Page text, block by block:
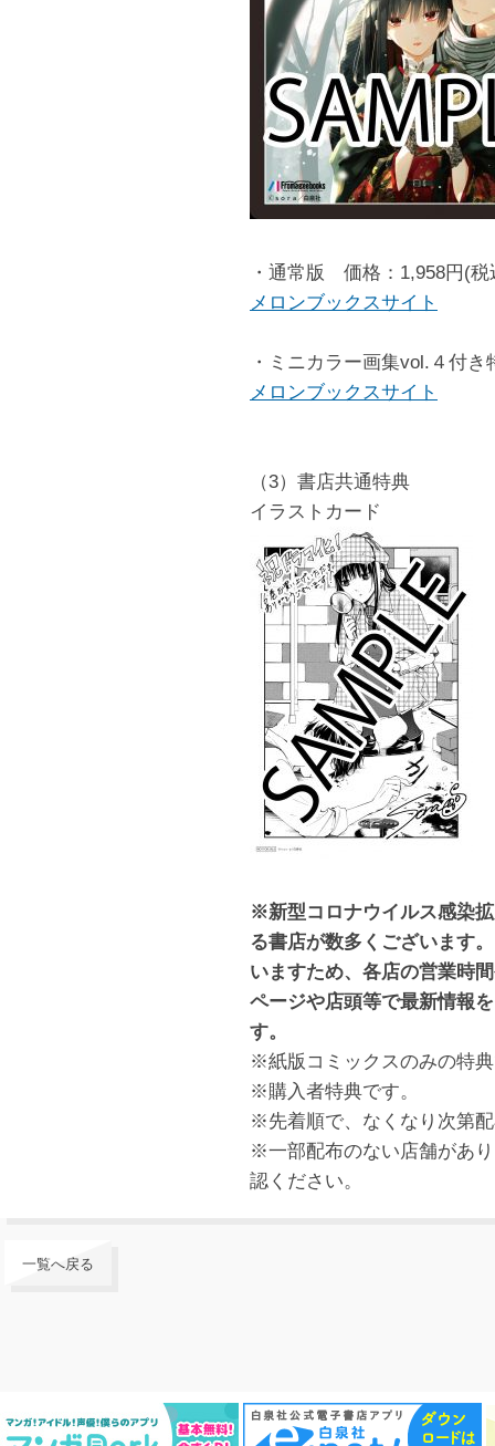
・通常版 価格：1,958円(税
メロンブックスサイト
・ミニカラー画集vol.４付
メロンブックスサイト
（3）書店共通特典
イラストカード
※新型コロナウイルス感染
る書店が数多くございます
いますため、各店の営業時
ページや店頭等で最新情報
す。
※紙版コミックスのみの特
※購入者特典です。
※先着順で、なくなり次第
※一部配布のない店舗があ
認ください。
一覧へ戻る